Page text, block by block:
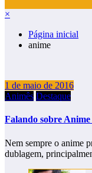
×
Página inicial
anime
1 de maio de 2016
Animês Destaque
Falando sobre
Nem sempre o anime
dublagem,